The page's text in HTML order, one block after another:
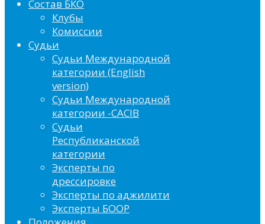
Состав БКО
Клубы
Комиссии
Судьи
Судьи Международной
категории (English
version)
Судьи Международной
категории -CACIB
Судьи
Республиканской
категории
Эксперты по
дрессировке
Эксперты по аджилити
Эксперты БООР